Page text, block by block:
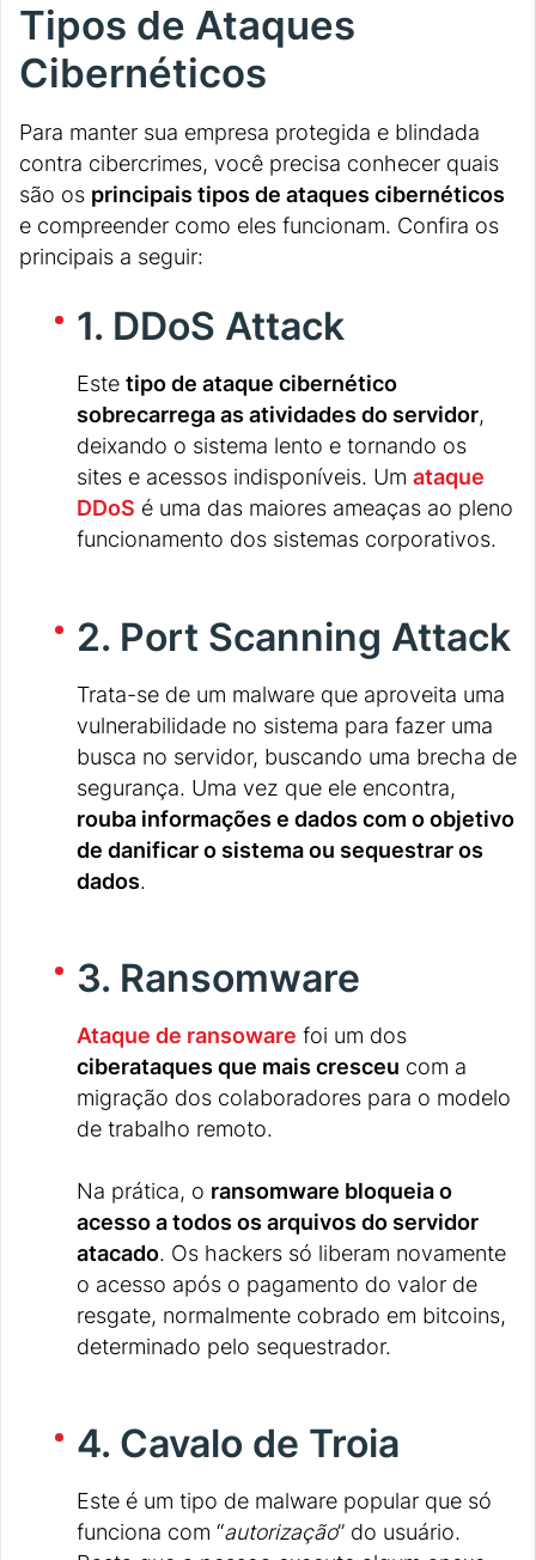
Tipos de Ataques
Cibernéticos
Para manter sua empresa protegida e blindada
contra cibercrimes, você precisa conhecer quais
são os principais tipos de ataques cibernéticos
e compreender como eles funcionam. Confira os
principais a seguir:
1. DDoS Attack
Este tipo de ataque cibernético
sobrecarrega as atividades do servidor,
deixando o sistema lento e tornando os
sites e acessos indisponíveis. Um ataque
DDoS é uma das maiores ameaças ao pleno
funcionamento dos sistemas corporativos.
2. Port Scanning Attack
Trata-se de um malware que aproveita uma
vulnerabilidade no sistema para fazer uma
busca no servidor, buscando uma brecha de
segurança. Uma vez que ele encontra,
rouba informações e dados com o objetivo
de danificar o sistema ou sequestrar os
dados.
3. Ransomware
Ataque de ransoware foi um dos
ciberataques que mais cresceu com a
migração dos colaboradores para o modelo
de trabalho remoto.
Na prática, o ransomware bloqueia o
acesso a todos os arquivos do servidor
atacado. Os hackers só liberam novamente
o acesso após o pagamento do valor de
resgate, normalmente cobrado em bitcoins,
determinado pelo sequestrador.
4. Cavalo de Troia
Este é um tipo de malware popular que só
funciona com “autorização” do usuário.